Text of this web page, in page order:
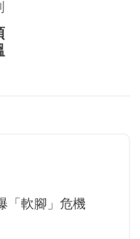
「軟腳」危機